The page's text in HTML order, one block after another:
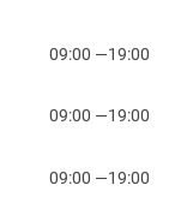
09:00 —19:00
09:00 —19:00
09:00 —19:00